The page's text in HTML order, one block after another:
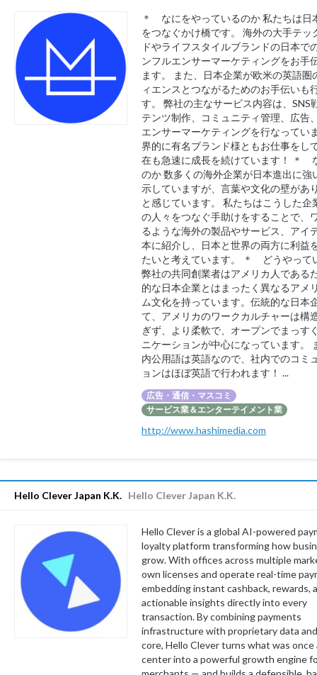
＊ なにをやっているのか 私たちは日
をつなぐかけ橋です。 海外の大手テッ
ドやライフスタイルブランドの日本で
ンフルエンサーマーケティングをお手
ます。 また、日本企業が欧米の英語圏
ィエンスとつながるためのお手伝いも
す。 弊社の主なサービス内容は、SNS
テンツ制作、コミュニティ管理、広告
エンサーマーケティングを行なってい
界的に有名ブランド様ともお仕事をし
在も急速に成長を続けています！ ＊
のか 数多くの海外企業が日本進出に強
示していますが、言葉や文化の壁があ
と感じています。 私たちはこうした企
の人々をつなぐ手助けをすることで、
るような海外の製品やサービス、アイ
本に紹介し、日本と世界の両方に利益
たいと考えています。 ＊ どうやって
弊社の共同創業者はアメリカ人である
的な日本企業とはまったく異なるアメ
ム文化を持っています。伝統的な日本
て、アメリカのワークカルチャーは構
ぎず、より柔軟で、オープンでまっす
ニケーションが中心になっています。
内公用語は英語なので、社内でのコミ
ョンはほぼ英語で行われます！ ...
広告・通信・マスコミ
サービス業＆エンターテイメント業
http://www.hashimedia.com
Hello Clever Japan K.K. Hello Clever Japan K.K.
Hello Clever is a global AI-powered
loyalty platform transforming how
grow. With offices across multiple
own licenses and operate real-time
embedding instant cashback, rewards,
actionable insights directly into every
transaction. By combining payments
infrastructure with proprietary data
core, Hello Clever turns what was once
center into a powerful growth engine